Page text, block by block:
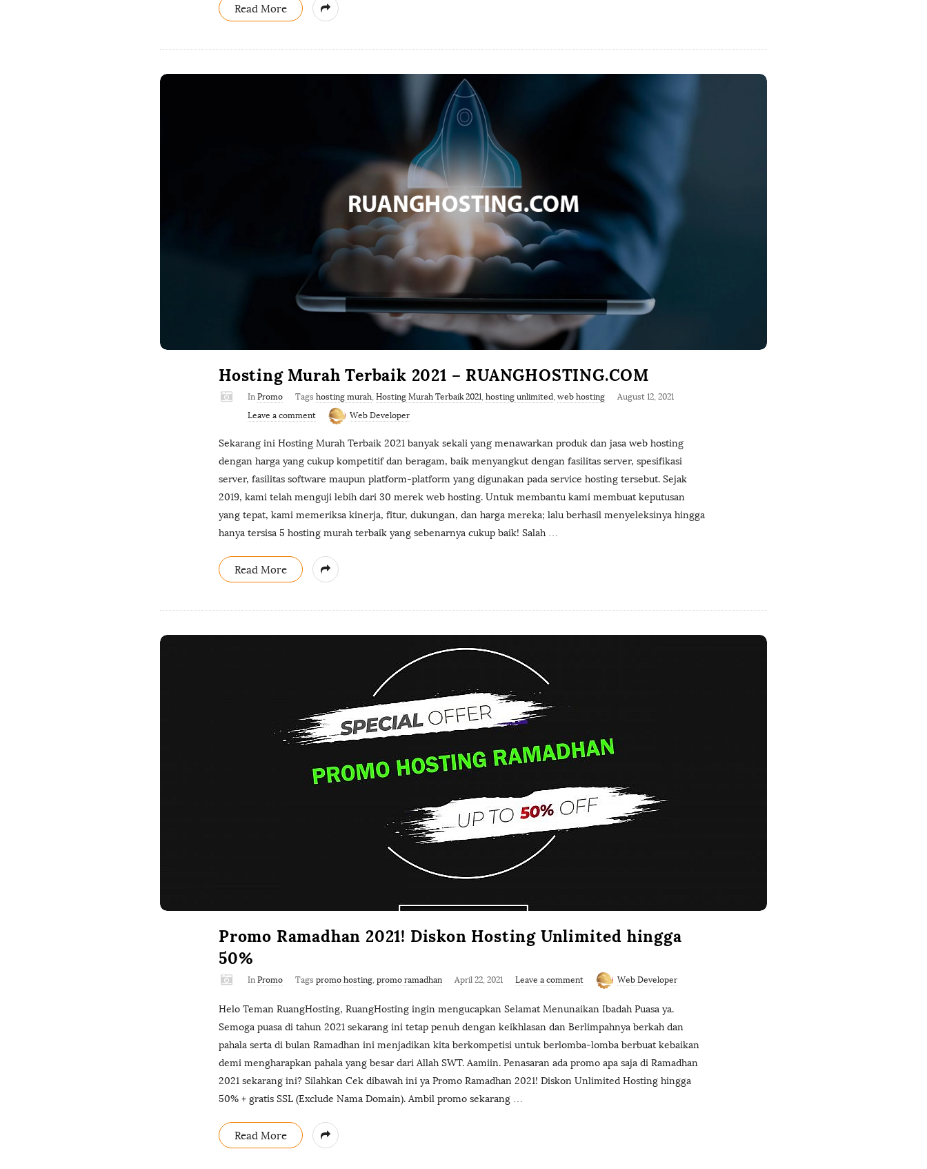
Read More
Hosting Murah Terbaik 2021 – RUANGHOSTING.COM
In Promo Tags hosting murah, Hosting Murah Terbaik 2021 hosting unlimited web hosting
August 12, 2021
Leave a comment
Web Developer
Sekarang ini Hosting Murah Terbaik 2021 banyak sekali yang menawarkan produk dan jasa web hosting
dengan harga yang cukup kompetitif dan beragam, baik menyangkut dengan fasilitas server, spesifikasi
server, fasilitas software maupun platform-platform yang digunakan pada service hosting tersebut. Sejak
2019, kami telah menguji lebih dari 30 merek web hosting. Untuk membantu kami membuat keputusan
yang tepat, kami memeriksa kinerja, fitur, dukungan, dan harga mereka; lalu berhasil menyeleksinya hingga
hanya tersisa 5 hosting murah terbaik yang sebenarnya cukup baik! Salah …
Read More
Promo Ramadhan 2021! Diskon Hosting Unlimited hingga
50%
In Promo Tags promo hosting, promo ramadhan April 22, 2021 Leave a comment Web Developer
Helo Teman RuangHosting, RuangHosting ingin mengucapkan Selamat Menunaikan Ibadah Puasa ya.
Semoga puasa di tahun 2021 sekarang ini tetap penuh dengan keikhlasan dan Berlimpahnya berkah dan
pahala serta di bulan Ramadhan ini menjadikan kita berkompetisi untuk berlomba-lomba berbuat kebaikan
demi mengharapkan pahala yang besar dari Allah SWT. Aamiin. Penasaran ada promo apa saja di Ramadhan
2021 sekarang ini? Silahkan Cek dibawah ini ya Promo Ramadhan 2021! Diskon Unlimited Hosting hingga
50% + gratis SSL (Exclude Nama Domain). Ambil promo sekarang …
Read More